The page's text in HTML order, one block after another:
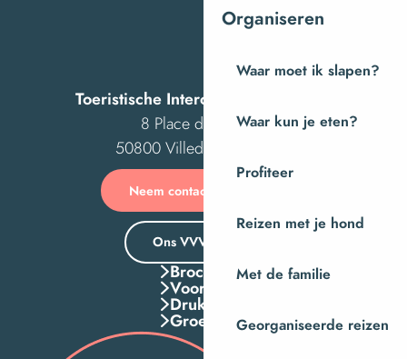
Organiseren
Waar moet ik slapen?
Waar kun je eten?
Profiteer
Reizen met je hond
Met de familie
Georganiseerde reizen
Toeristische Intercom van Villedieu
8 Place des Costils
50800 Villedieu-les-Poêles
Neem contact met ons op
Ons VVV-kantoor
Brochures
Voordelen
Druk Op
Groepen